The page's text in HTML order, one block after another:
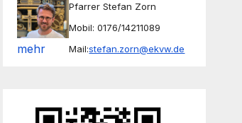
mehr
Pfarrer Stefan Zorn
Mobil: 0176/14211089
Mail:stefan.zorn@ekvw.de